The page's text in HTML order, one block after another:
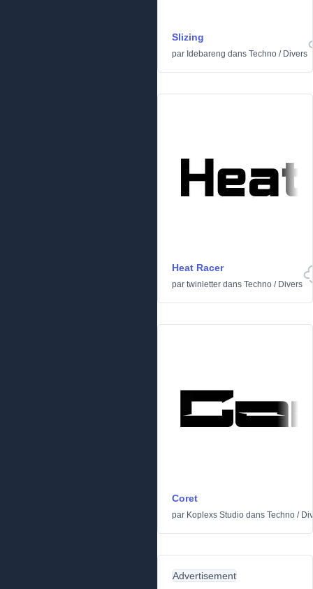
Slizing
par Idebareng dans Techno / Divers
Heat Racer
par twinletter dans Techno / Divers
Coret
par Koplexs Studio dans Techno /
Advertisement